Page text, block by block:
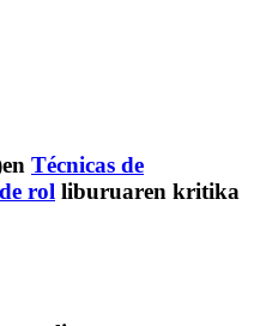
Técnicas de
rol liburuaren kritika